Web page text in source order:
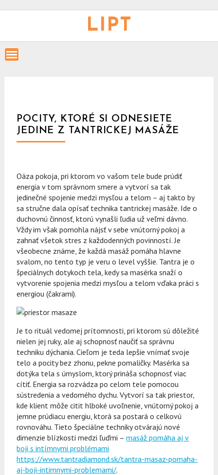
LIPT
POCITY, KTORÉ SI ODNESIETE
JEDINE Z TANTRICKEJ MASÁŽE
Oáza pokoja, pri ktorom vo vašom tele bude prúdiť
energia v tom správnom smere a vytvorí sa tak
jedinečné spojenie medzi mysľou a telom – aj takto by
sa stručne dala opísať technika tantrickej masáže. Ide o
duchovnú činnosť, ktorú vynašli ľudia už veľmi dávno.
Vždy im však pomohla nájsť v sebe vnútorný pokoj a
zahnať všetok stres z každodenných povinností. Je
všeobecne známe, že každá masáž pomáha hlavne
svalom, no tento typ je veru o level vyššie. Tantra je o
špeciálnych dotykoch tela, kedy sa masérka snaží o
vytvorenie spojenia medzi mysľou a telom vďaka práci s
energiou (čakrami).
Je to rituál vedomej prítomnosti, pri ktorom sú dôležité
nielen jej ruky, ale aj schopnosť naučiť sa správnu
techniku dýchania. Cieľom je teda lepšie vnímať svoje
telo a pocity bez zhonu, pekne pomaličky. Masérka sa
dotýka tela s úmyslom, ktorý prináša schopnosť viac
cítiť. Energia sa rozvádza po celom tele pomocou
sústredenia a vedomého dychu. Vytvorí sa tak priestor,
kde klient môže citit hlboké uvoľnenie, vnútorný pokoj a
jemne prúdiacu energiu, ktorá sa postará o celkovú
rovnováhu. Tieto špeciálne techniky otvárajú nové
dimenzie blízkosti medzi ľuďmi –masáž pomáha aj v
boji s intímnymi problémami
https://www.tantradiamond.sk/tantra-masaz-pomaha-
aj-boji-intimnymi-problemami/.